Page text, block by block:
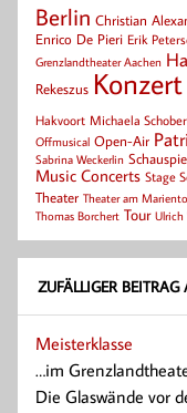
Berlin Christian
Enrico De Pieri Erik
Grenzlandtheater Aachen
Rekeszus Konzert
Hakvoort Michaela Schober
Offmusical Open-Air
Sabrina Weckerlin
Music Concerts Stage
Theater Theater am
Thomas Borchert Tour Ulrich
ZUFÄLLIGER
Meisterklasse
…im
Die Glaswände vor